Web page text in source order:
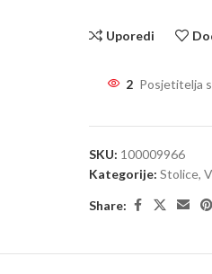
Uporedi
2 Posjetitelja
SKU: 100009966
Kategorije: Stolice,
Share: